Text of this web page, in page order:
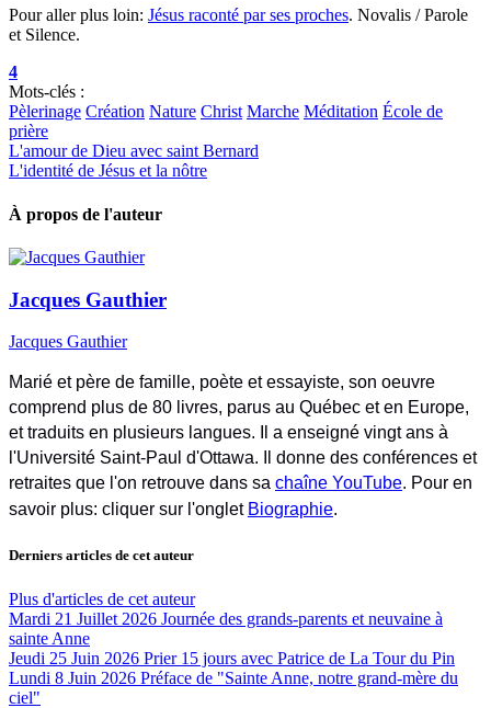
Pour aller plus loin: Jésus raconté par ses proches. Novalis / Parole
et Silence.
4
Mots-clés :
Pèlerinage Création Nature Christ Marche Méditation École de
prière
L'amour de Dieu avec saint Bernard
L'identité de Jésus et la nôtre
À propos de l'auteur
Jacques Gauthier
Jacques Gauthier
Marié et père de famille, poète et essayiste, son oeuvre
comprend plus de 80 livres, parus au Québec et en Europe,
et traduits en plusieurs langues. Il a enseigné vingt ans à
l'Université Saint-Paul d'Ottawa. Il donne des conférences et
retraites que l'on retrouve dans sa chaîne YouTube. Pour en
savoir plus: cliquer sur l'onglet Biographie.
Derniers articles de cet auteur
Plus d'articles de cet auteur
Mardi 21 Juillet 2026 Journée des grands-parents et neuvaine à
sainte Anne
Jeudi 25 Juin 2026 Prier 15 jours avec Patrice de La Tour du Pin
Lundi 8 Juin 2026 Préface de "Sainte Anne, notre grand-mère du
ciel"